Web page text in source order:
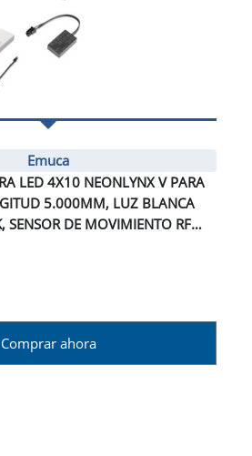
Emuca
LED 4X10 NEONLYNX V PARA
5.000MM, LUZ BLANCA
SENSOR DE MOVIMIENTO RF
Comprar ahora